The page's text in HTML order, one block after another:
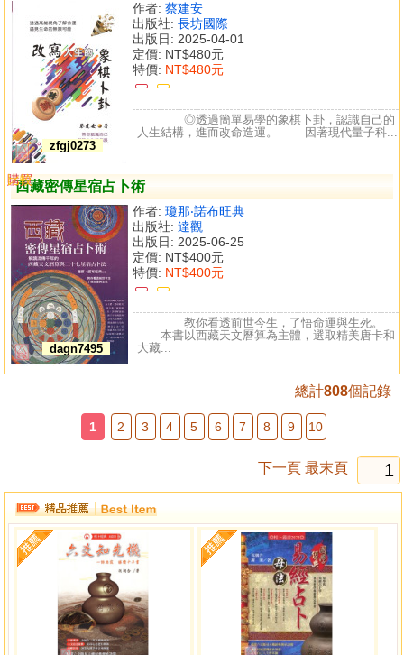
zfgj0273
作者: 蔡建安
出版社: 長坊國際
出版日: 2025-04-01
定價: NT$480元
特價: NT$480元
◎透過簡單易學的象棋卜卦，認識自己的
人生結構，進而改命造運。 因著現代量子科...
西藏密傳星宿占卜術
dagn7495
作者: 瓊那‧諾布旺典
出版社: 達觀
出版日: 2025-06-25
定價: NT$400元
特價: NT$400元
購買
比較
教你看透前世今生，了悟命運與生死。
本書以西藏天文曆算為主體，選取精美唐卡和
大藏...
總計808個記錄
1 2 3 4 5 6 7 8 9 10
下一頁 最末頁